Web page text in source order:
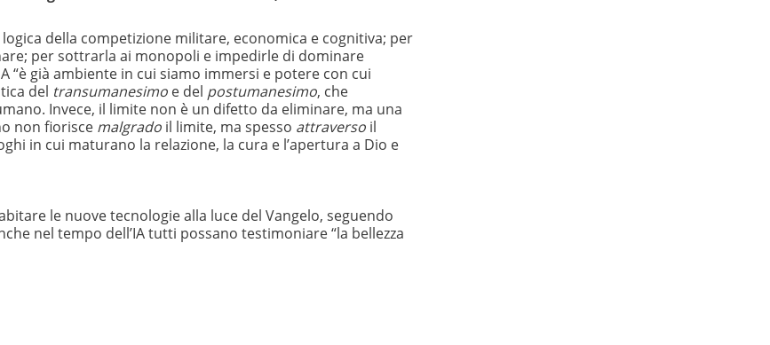
della competizione militare, economica e cognitiva; per
per sottrarla ai monopoli e impedirle di dominare
“è già ambiente in cui siamo immersi e potere con cui
del transumanesimo e del postumanesimo, che
Invece, il limite non è un difetto da eliminare, ma una
non fiorisce malgrado il limite, ma spesso attraverso il
in cui maturano la relazione, la cura e l’apertura a Dio e
le nuove tecnologie alla luce del Vangelo, seguendo
nel tempo dell’IA tutti possano testimoniare “la bellezza